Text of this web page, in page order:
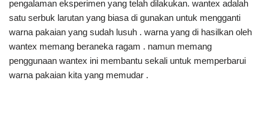
pengalaman eksperimen yang telah dilakukan. wantex adalah
satu serbuk larutan yang biasa di gunakan untuk mengganti
warna pakaian yang sudah lusuh . warna yang di hasilkan oleh
wantex memang beraneka ragam . namun memang
penggunaan wantex ini membantu sekali untuk memperbarui
warna pakaian kita yang memudar .